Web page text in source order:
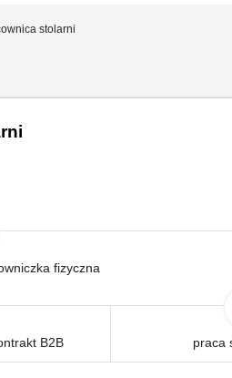
stolarni
fizyczna
B2B praca